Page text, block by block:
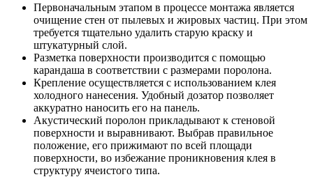
Первоначальным этапом в процессе монтажа является
очищение стен от пылевых и жировых частиц. При этом
требуется тщательно удалить старую краску и
штукатурный слой.
Разметка поверхности производится с помощью
карандаша в соответствии с размерами поролона.
Крепление осуществляется с использованием клея
холодного нанесения. Удобный дозатор позволяет
аккуратно наносить его на панель.
Акустический поролон прикладывают к стеновой
поверхности и выравнивают. Выбрав правильное
положение, его прижимают по всей площади
поверхности, во избежание проникновения клея в
структуру ячеистого типа.